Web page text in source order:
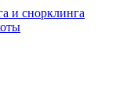
и снорклинга